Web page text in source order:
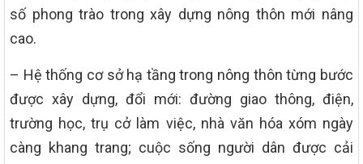
số phong trào trong xây dựng nông thôn mới nâng
cao.
– Hệ thống cơ sở hạ tầng trong nông thôn từng bước
được xây dựng, đổi mới: đường giao thông, điện,
trường học, trụ cở làm việc, nhà văn hóa xóm ngày
càng khang trang; cuộc sống người dân được cải